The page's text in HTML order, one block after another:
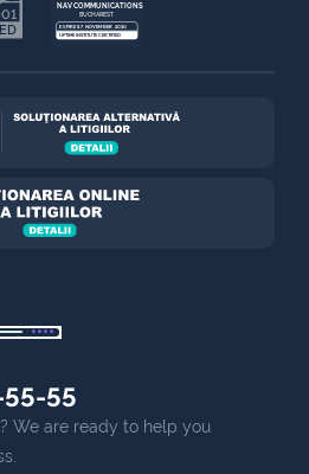
NAV COMMUNICATIONS
BUCHAREST
EXPIRES 7 NOVEMBER 2030
UPTIME INSTITUTE CERTIFIED
55-55
We are ready to help you